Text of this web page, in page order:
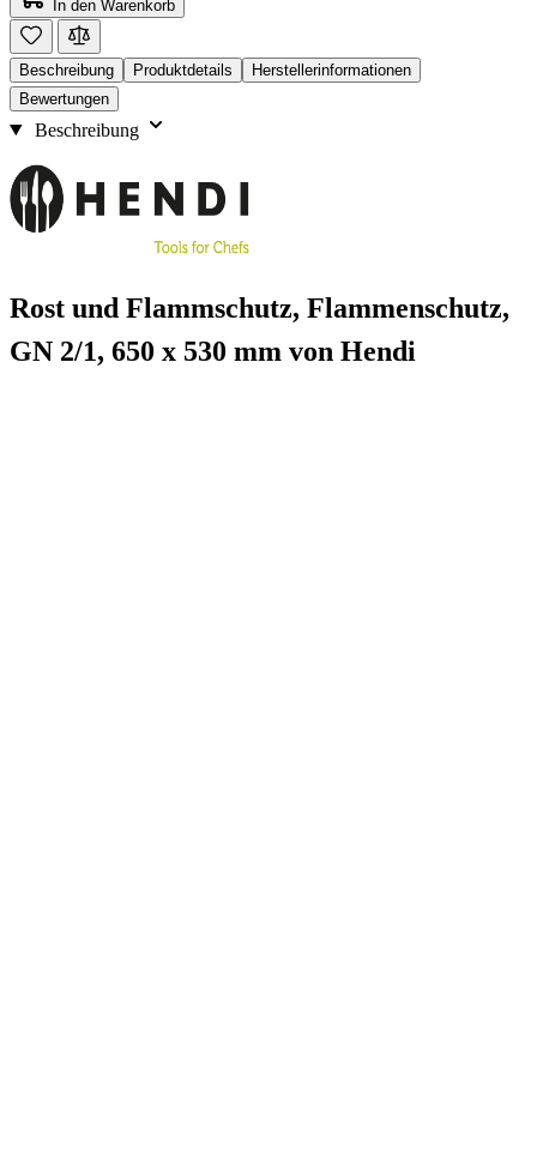
In den Warenkorb
Beschreibung Produktdetails
Herstellerinformationen
Bewertungen
Beschreibung
Rost und Flammschutz, Flammenschutz,
GN 2/1, 650 x 530 mm von Hendi